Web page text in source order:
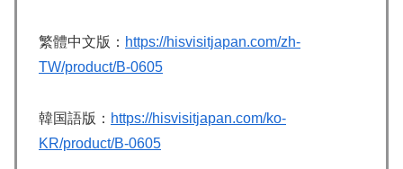
繁體中文版： https://hisvisitjapan.com/zh-
TW/product/B-0605
韓国語版： https://hisvisitjapan.com/ko-
KR/product/B-0605